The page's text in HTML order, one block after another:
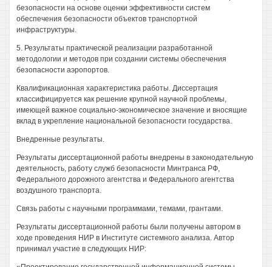
безопасности на основе оценки эффективности систем
обеспечения безопасности объектов транспортной
инфраструктуры.
5. Результаты практической реализации разработанной
методологии и методов при создании системы обеспечения
безопасности аэропортов.
Квалификационная характеристика работы. Диссертация
классифицируется как решение крупной научной проблемы,
имеющей важное социально-экономическое значение и вносящие
вклад в укрепление национальной безопасности государства.
Внедренные результаты.
Результаты диссертационной работы внедрены в законодательную
деятельность, работу служб безопасности Минтранса РФ,
Федерального дорожного агентства и Федерального агентства
воздушного транспорта.
Связь работы с научными программами, темами, грантами.
Результаты диссертационной работы были получены автором в
ходе проведения НИР в Институте системного анализа. Автор
принимал участие в следующих НИР: